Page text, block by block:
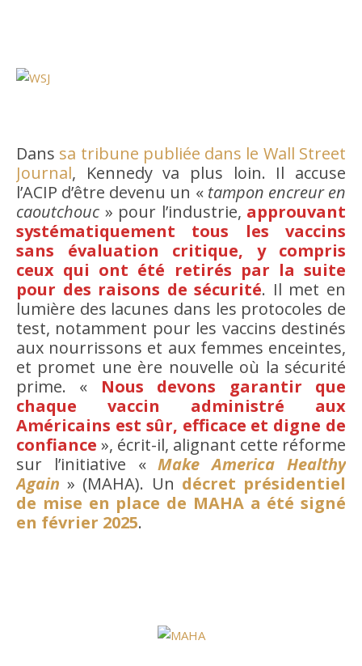
Dans sa tribune publiée dans le Wall Street
Journal, Kennedy va plus loin. Il accuse
l’ACIP d’être devenu un « tampon encreur en
caoutchouc » pour l’industrie, approuvant
systématiquement tous les vaccins
sans évaluation critique, y compris
ceux qui ont été retirés par la suite
pour des raisons de sécurité. Il met en
lumière des lacunes dans les protocoles de
test, notamment pour les vaccins destinés
aux nourrissons et aux femmes enceintes,
et promet une ère nouvelle où la sécurité
prime. « Nous devons garantir que
chaque vaccin administré aux
Américains est sûr, efficace et digne de
confiance », écrit-il, alignant cette réforme
sur l’initiative «Make America Healthy
Again » (MAHA). Un décret présidentiel
de mise en place de MAHA a été signé
en février 2025.